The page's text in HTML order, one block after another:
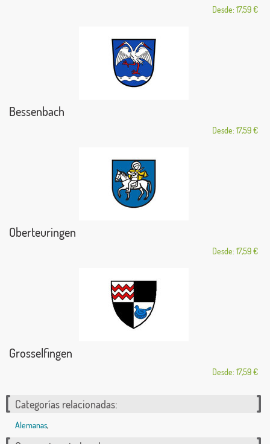
Desde: 17,59 €
Bessenbach
Desde: 17,59 €
Oberteuringen
Desde: 17,59 €
Grosselfingen
Desde: 17,59 €
Categorías relacionadas:
Alemanas,